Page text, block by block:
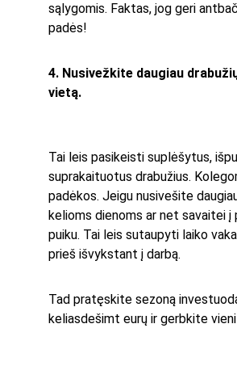
sąlygomis. Faktas, jog geri
padės!
4. Nusivežkite daugiau
vietą.
Tai leis pasikeisti suplėšytus,
suprakaituotus drabužius.
padėkos. Jeigu nusivešite
kelioms dienoms ar net savaitei į
puiku. Tai leis sutaupyti laiko
prieš išvykstant į darbą.
Tad pratęskite sezoną
keliasdešimt eurų ir gerbkite